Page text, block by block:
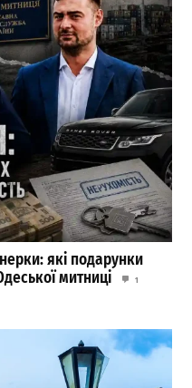
які подарунки
митниці
1